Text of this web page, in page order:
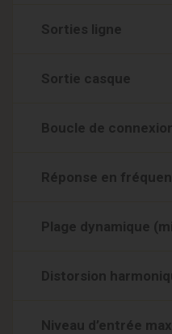
Sorties ligne
Sortie casque
Boucle de
Réponse en
Plage dynamique
Distorsion
Niveau d’entrée